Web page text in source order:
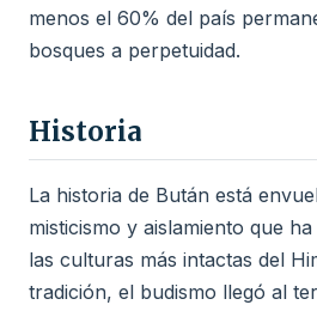
menos el 60% del país
bosques a perpetuidad.
Historia
La historia de Bután está
misticismo y aislamiento que
las culturas más intactas del
tradición, el budismo llegó al